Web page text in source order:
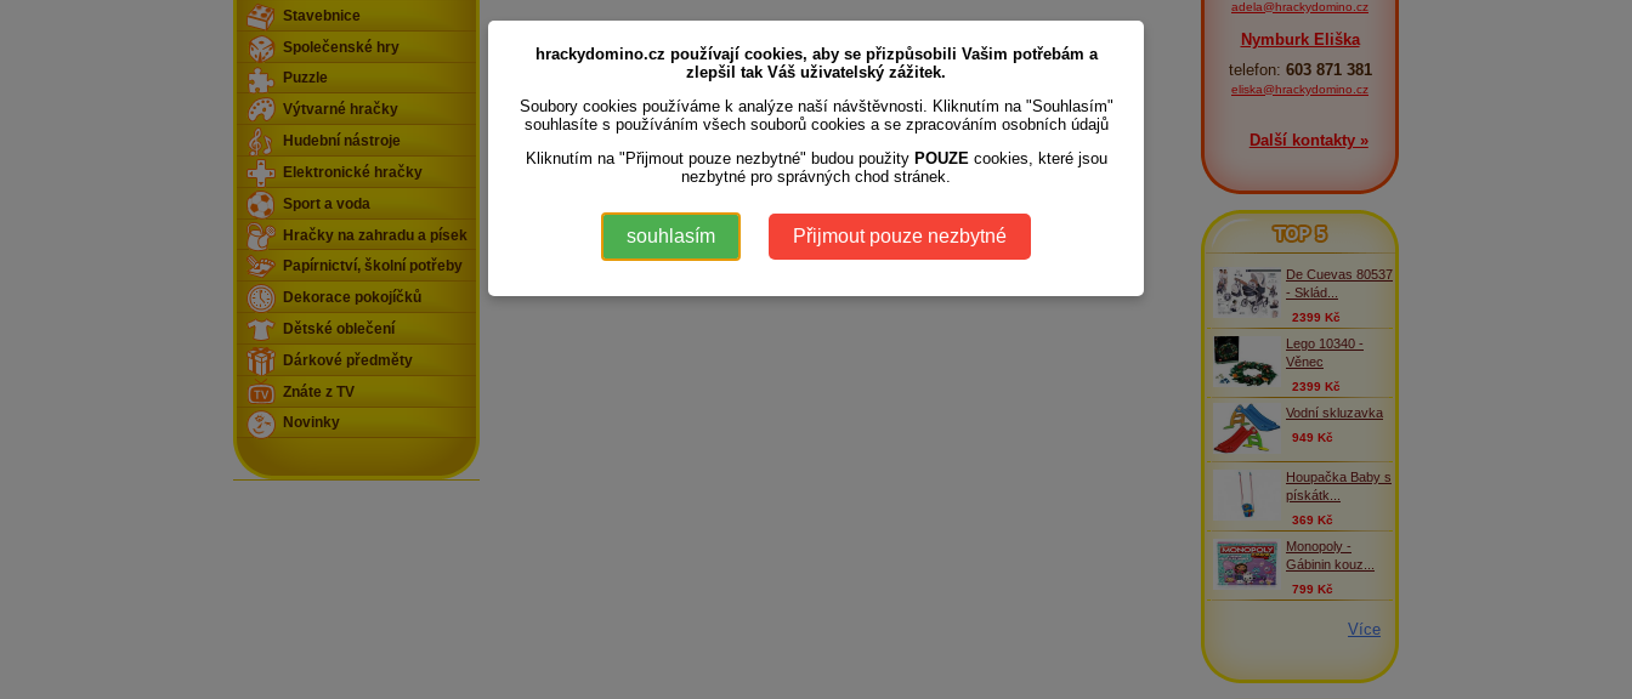
Stavebnice
Společenské hry
Puzzle
Výtvarné hračky
Hudební nástroje
Elektronické hračky
Sport a voda
Hračky na zahradu a písek
Papírnictví, školní potřeby
Dekorace pokojíčků
Dětské oblečení
Dárkové předměty
Znáte z TV
Novinky
adela@hrackydomino.cz
Nymburk Eliška
telefon: 603 871 381
eliska@hrackydomino.cz
Další kontakty »
TOP 5
De Cuevas 80537
- Sklád...
2399 Kč
Lego 10340 -
Věnec
2399 Kč
Vodní skluzavka
949 Kč
Houpačka Baby s
pískátk...
369 Kč
Monopoly -
Gábinin kouz...
799 Kč
Více
hrackydomino.cz používají cookies, aby se přizpůsobili Vašim potřebám a
zlepšil tak Váš uživatelský zážitek.
Soubory cookies používáme k analýze naší návštěvnosti. Kliknutím na "Souhlasím"
souhlasíte s používáním všech souborů cookies a se zpracováním osobních údajů
Kliknutím na "Přijmout pouze nezbytné" budou použity POUZE cookies, které jsou
nezbytné pro správných chod stránek.
souhlasím Přijmout pouze nezbytné